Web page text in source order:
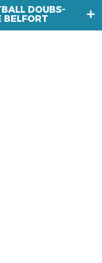
DOUBS-
BELFORT